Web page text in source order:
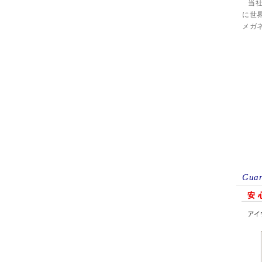
当
に世
メガ